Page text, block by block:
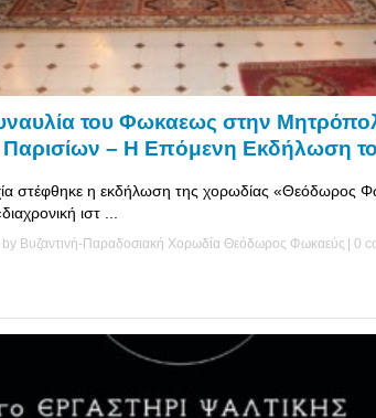
του Φωκαεως στην
Παρισίων – Η Επόμενη Εκδήλωση
στέφθηκε η εκδήλωση της χορωδίας «Θεόδωρος
ιστ ...
by Βυζαντινή-Παραδοσιακή Χορωδία Θεόδωρος Φωκαεύς | 0